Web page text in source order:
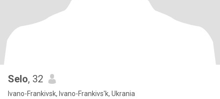
Selo, 32
Ivano-Frankivsk, Ivano-Frankivs'k, Ukrania